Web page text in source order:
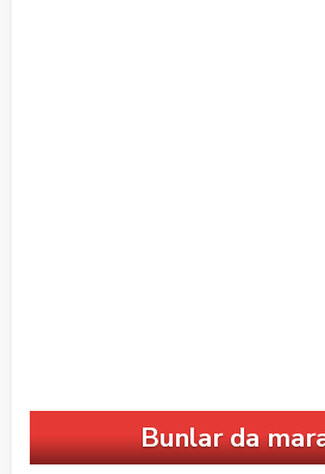
Bunlar da